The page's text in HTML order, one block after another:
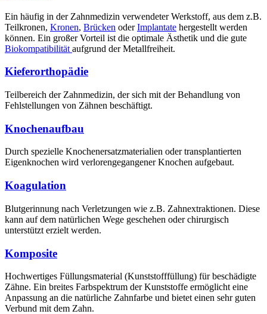
Ein häufig in der Zahnmedizin verwendeter Werkstoff, aus dem z.B.
Teilkronen, Kronen, Brücken oderImplantate hergestellt werden
können. Ein großer Vorteil ist die optimale Ästhetik und die gute
Biokompatibilität aufgrund der Metallfreiheit.
Kieferorthopädie
Teilbereich der Zahnmedizin, der sich mit der Behandlung von
Fehlstellungen von Zähnen beschäftigt.
Knochenaufbau
Durch spezielle Knochenersatzmaterialien oder transplantierten
Eigenknochen wird verlorengegangener Knochen aufgebaut.
Koagulation
Blutgerinnung nach Verletzungen wie z.B. Zahnextraktionen. Diese
kann auf dem natürlichen Wege geschehen oder chirurgisch
unterstützt erzielt werden.
Komposite
Hochwertiges Füllungsmaterial (Kunststofffüllung) für beschädigte
Zähne. Ein breites Farbspektrum der Kunststoffe ermöglicht eine
Anpassung an die natürliche Zahnfarbe und bietet einen sehr guten
Verbund mit dem Zahn.